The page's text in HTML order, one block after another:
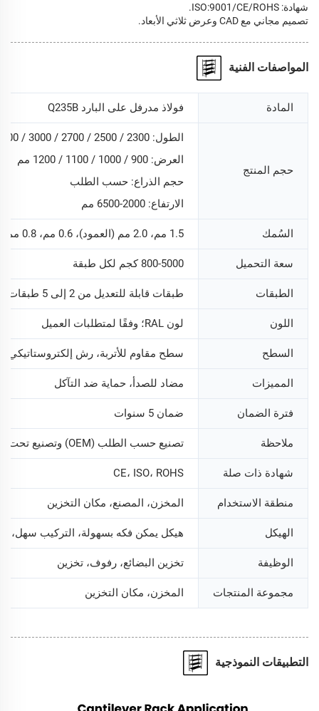
شهادة: ISO:9001/CE/ROHS.
تصميم مجاني مع CAD وعرض ثلاثي الأبعاد.
المواصفات الفنية
المادة فولاذ مدرفل على البارد Q235B
حجم المنتج
الطول: 2300 / 2500 / 2700 / 3000 / 3300 / 3600 / 3900 مم
العرض: 900 / 1000 / 1100 / 1200 مم
حجم الذراع: حسب الطلب
الارتفاع: 2000-6500 مم
السُمك 1.5 مم، 2.0 مم (العمود)، 0.6 مم، 0.8 مم (العارضة)
سعة التحميل 800-5000 كجم لكل طبقة
الطبقات طبقات قابلة للتعديل من 2 إلى 5 طبقات (يمكن تخصيصها)
اللون لون RAL؛ وفقًا لمتطلبات العميل
السطح سطح مقاوم للأتربة، رش إلكتروستاتيكي
المميزات مضاد للصدأ، حماية ضد التآكل
فترة الضمان ضمان 5 سنوات
ملاحظة تصنيع حسب الطلب (OEM) وتصنيع تحت العلامة التجارية الخاصة (ODM) متاح
شهادة ذات صلة CE، ISO، ROHS
منطقة الاستخدام المخزن، المصنع، مكان التخزين
الهيكل هيكل يمكن فكه بسهولة، التركيب سهل،
الوظيفة تخزين البضائع، رفوف، تخزين
مجموعة المنتجات المخزن، مكان التخزين
التطبيقات النموذجية